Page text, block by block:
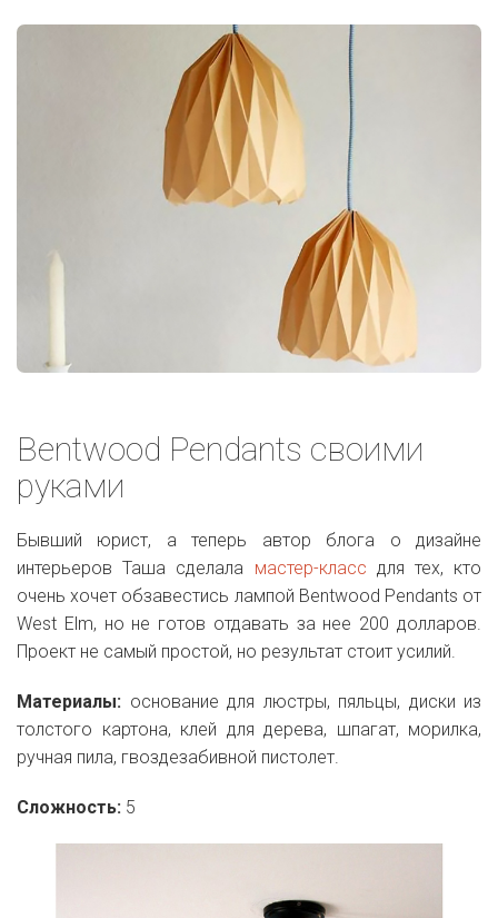
Bentwood Pendants своими
руками
Бывший юрист, а теперь автор блога о дизайне
интерьеров Таша сделала мастер-класс для тех, кто
очень хочет обзавестись лампой Bentwood Pendants от
West Elm, но не готов отдавать за нее 200 долларов.
Проект не самый простой, но результат стоит усилий.
Материалы: основание для люстры, пяльцы, диски из
толстого картона, клей для дерева, шпагат, морилка,
ручная пила, гвоздезабивной пистолет.
Сложность: 5